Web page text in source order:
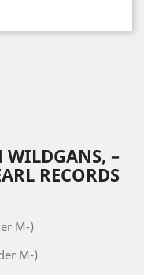
WILDGANS, –
RECORDS
M-)
M-)